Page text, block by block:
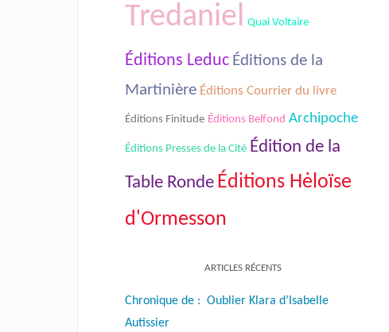
Tredaniel Quai Voltaire
Éditions Leduc Éditions de la
Martinière Éditions Courrier du livre
Éditions Finitude Éditions Belfond Archipoche
Éditions Presses de la Cité Édition de la
Table Ronde Éditions Hėloïse
d'Ormesson
ARTICLES RÉCENTS
Chronique de : Oublier Klara d’Isabelle
Autissier